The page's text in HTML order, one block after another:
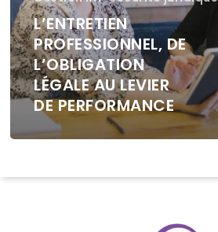
L’ENTRETIEN
PROFESSIONNEL, DE
L’OBLIGATION
LÉGALE AU LEVIER
DE PERFORMANCE